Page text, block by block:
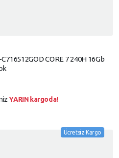
CORE 7 240H 16Gb
YARIN kargoda!
Ücretsiz Kargo